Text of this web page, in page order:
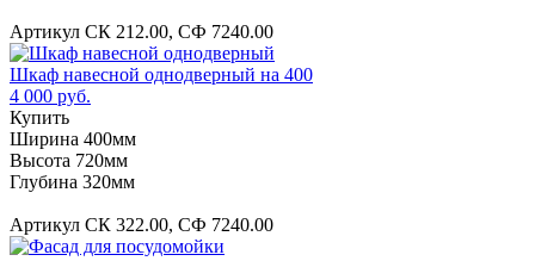
Артикул СК 212.00, СФ 7240.00
Шкаф навесной однодверный на 400
4 000 руб.
Купить
Ширина 400мм
Высота 720мм
Глубина 320мм
Артикул СК 322.00, СФ 7240.00